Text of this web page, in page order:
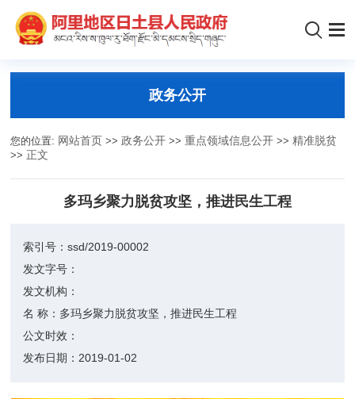
政务公开
您的位置: 网站首页 >>政务公开 >>重点领域信息公开 >>精准脱贫
>> 正文
多玛乡聚力脱贫攻坚，推进民生工程
索引号：ssd/2019-00002
发文字号：
发文机构：
名 称： 多玛乡聚力脱贫攻坚，推进民生工程
公文时效：
发布日期： 2019-01-02